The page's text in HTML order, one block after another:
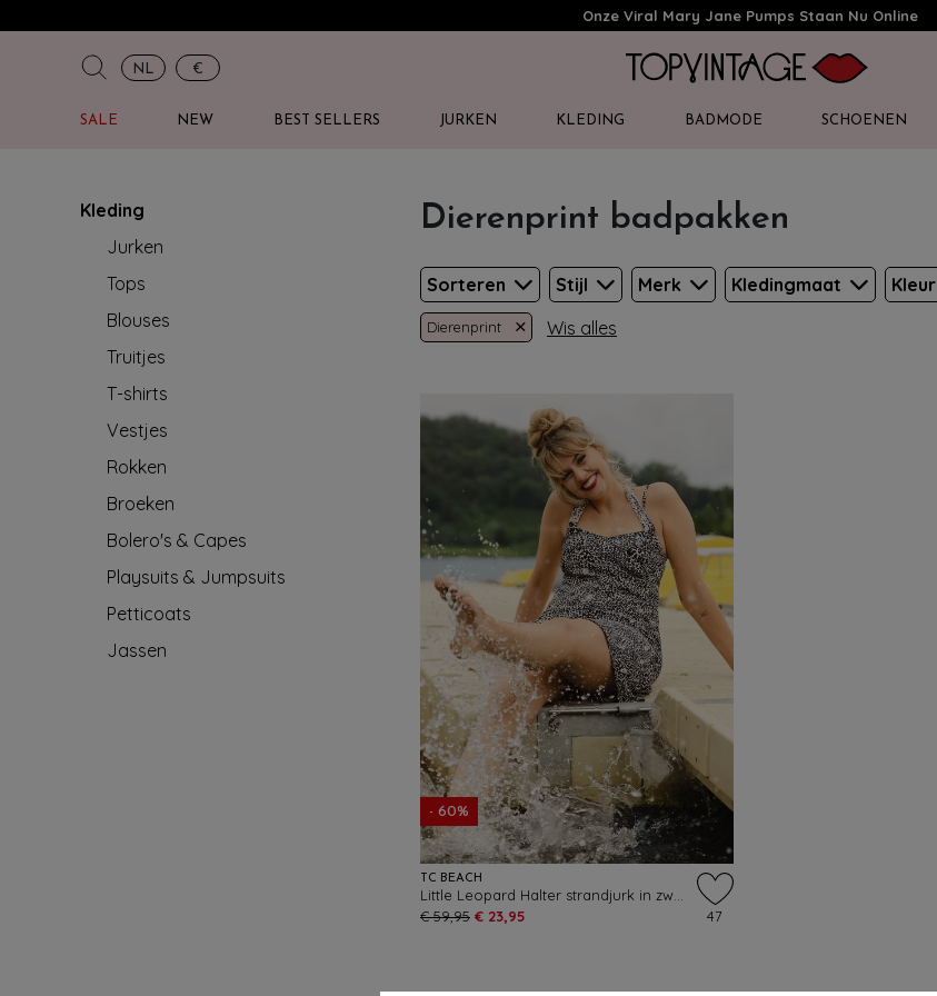
Onze Viral Mary Jane Pumps Staan Nu Online
NL €
SALE NEW BEST SELLERS JURKEN KLEDING BADMODE SCHOENEN
Kleding
Jurken
Tops
Blouses
Truitjes
T-shirts
Vestjes
Rokken
Broeken
Bolero's & Capes
Playsuits & Jumpsuits
Petticoats
Jassen
Dierenprint badpakken
Sorteren Stijl Merk Kledingmaat Kleur
Dierenprint × Wis alles
- 60%
TC BEACH
€ 59,95 € 23,95 47